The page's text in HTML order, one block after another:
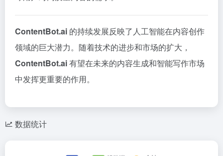
ContentBot.ai 的持续发展反映了人工智能在内容创作
领域的巨大潜力。 随着技术的进步和市场的扩大，
ContentBot.ai有望在未来的内容生成和智能写作市场
中发挥更重要的作用。
数据统计